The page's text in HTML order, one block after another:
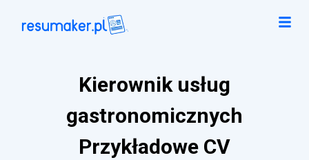
Kierownik usług
gastronomicznych
Przykładowe CV